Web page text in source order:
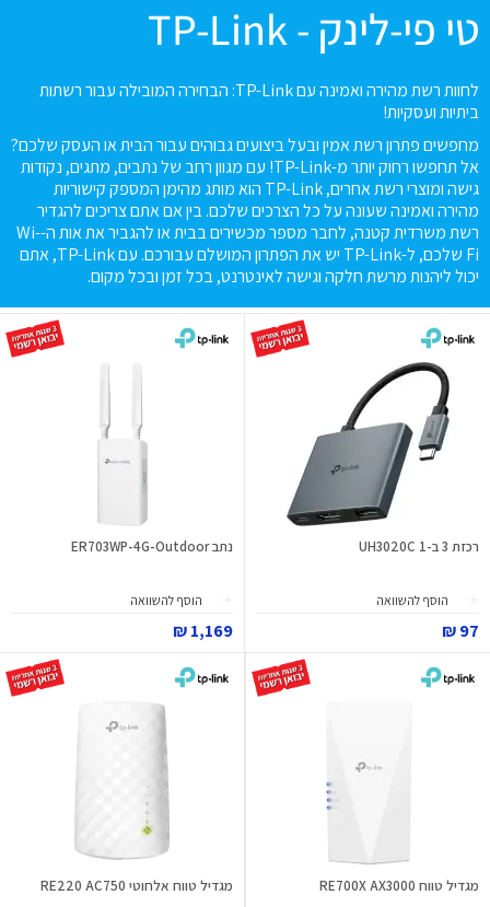
טי פי-לינק - TP-Link
לחוות רשת מהירה ואמינה עם TP-Link: הבחירה המובילה עבור רשתות
ביתיות ועסקיות!
מחפשים פתרון רשת אמין ובעל ביצועים גבוהים עבור הבית או העסק שלכם?
אל תחפשו רחוק יותר מ-TP-Link! עם מגוון רחב של נתבים, מתגים, נקודות
גישה ומוצרי רשת אחרים, TP-Link הוא מותג מהימן המספק קישוריות
מהירה ואמינה שעונה על כל הצרכים שלכם. בין אם אתם צריכים להגדיר
רשת משרדית קטנה, לחבר מספר מכשירים בבית או להגביר את אות ה-Wi-
Fi שלכם, ל-TP-Link יש את הפתרון המושלם עבורכם. עם TP-Link, אתם
יכול ליהנות מרשת חלקה וגישה לאינטרנט, בכל זמן ובכל מקום.
רכזת 3 ב-1 UH3020C
הוסף להשוואה
97 ₪
נתב ER703WP-4G-Outdoor
הוסף להשוואה
1,169 ₪
מגדיל טווח RE700X AX3000 מגדיל טווח אלחוטי RE220 AC750